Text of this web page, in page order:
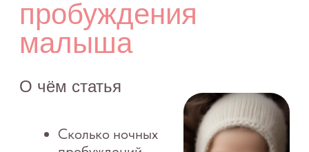
Сколько ночных
пробуждений
норме
Что делать,
пробуждений
О чём статья